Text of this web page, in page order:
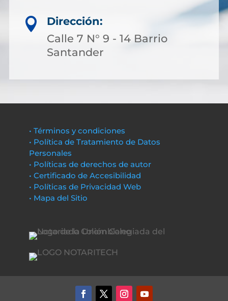

Dirección:
Calle 7 N° 9 - 14 Barrio
Santander
• Términos y condiciones
• Política de Tratamiento de Datos
Personales
• Políticas de derechos de autor
• Certificado de Accesibilidad
• Políticas de Privacidad Web
• Mapa del Sitio